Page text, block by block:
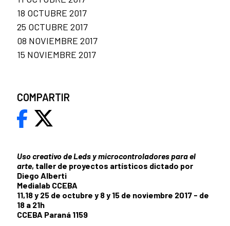
Uso creativo de Leds y microcontroladores para el
arte, taller de proyectos artísticos dictado por
Diego Alberti
Medialab CCEBA
11,18 y 25 de octubre y 8 y 15 de noviembre 2017 - de
18 a 21h
CCEBA Paraná 1159
18 OCTUBRE 2017
25 OCTUBRE 2017
08 NOVIEMBRE 2017
15 NOVIEMBRE 2017
COMPARTIR